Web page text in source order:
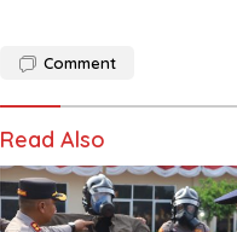
e
o
o
k
to
o
n
Comment
Read Also